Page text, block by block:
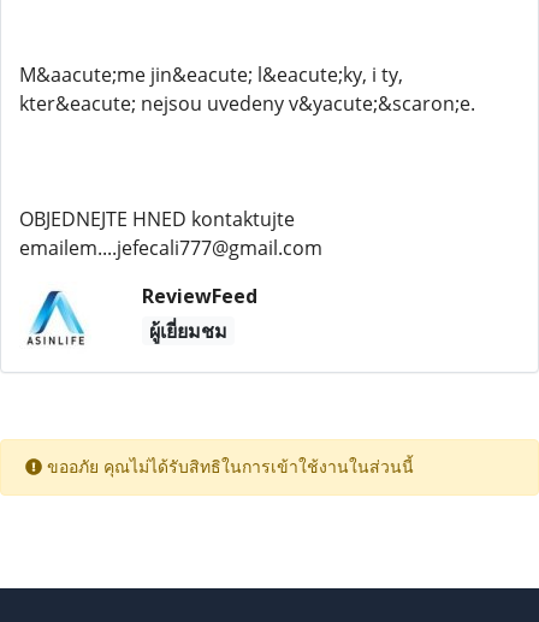
M&aacute;me jin&eacute; l&eacute;ky, i ty,
kter&eacute; nejsou uvedeny v&yacute;&scaron;e.
OBJEDNEJTE HNED kontaktujte
emailem....jefecali777@gmail.com
ReviewFeed
ผู้เยี่ยมชม
ขออภัย คุณไม่ได้รับสิทธิในการเข้าใช้งานในส่วนนี้